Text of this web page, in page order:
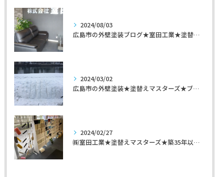
2024/08/03
広島市の外壁塗装ブログ★室田工業★塗替えマスターズ★外壁リフォーム
2024/03/02
広島市の外壁塗装★塗替えマスターズ★ブログ「初めて家を手入れするのに」
2024/02/27
㈱室田工業★塗替えマスターズ★築35年以上のお宅の施工事例